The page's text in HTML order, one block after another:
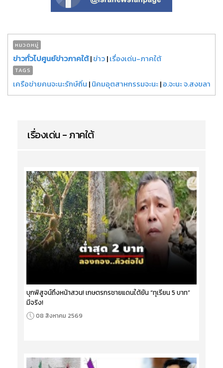
หมวดหมู่
ข่าวทั่วไปศูนย์ข่าวภาคใต้|ข่าว|เรื่องเด่น-ภาคใต้
TAGS
เครือข่ายคนจะนะรักษ์ถิ่น |นิคมอุตสาหกรรมจะนะ|อ.จะนะ จ.สงขลา
เรื่องเด่น - ภาคใต้
บุกพิสูจน์ถึงหน้าสวน! เกษตรกรชายแดนใต้ยัน “ทุเรียน 5 บาท”
มีจริง!
08 สิงหาคม 2569